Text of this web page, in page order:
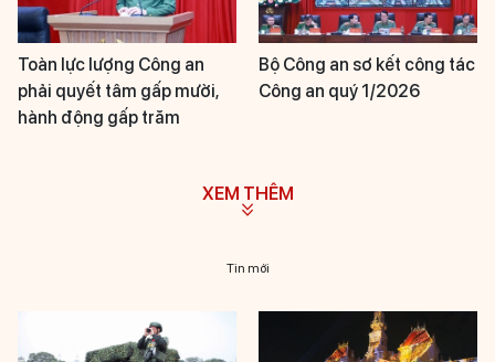
Toàn lực lượng Công an
phải quyết tâm gấp mười,
hành động gấp trăm
Bộ Công an sơ kết công tác
Công an quý 1/2026
XEM THÊM
Tin mới